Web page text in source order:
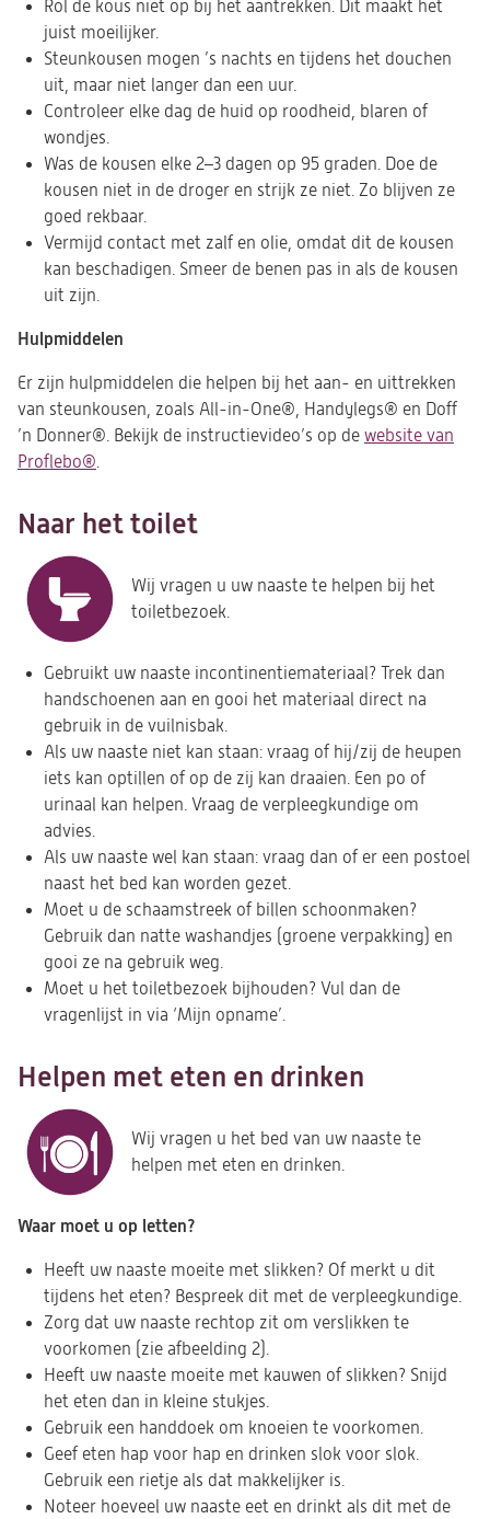
Rol de kous niet op bij het aantrekken. Dit maakt het
juist moeilijker.
Steunkousen mogen ’s nachts en tijdens het douchen
uit, maar niet langer dan een uur.
Controleer elke dag de huid op roodheid, blaren of
wondjes.
Was de kousen elke 2–3 dagen op 95 graden. Doe de
kousen niet in de droger en strijk ze niet. Zo blijven ze
goed rekbaar.
Vermijd contact met zalf en olie, omdat dit de kousen
kan beschadigen. Smeer de benen pas in als de kousen
uit zijn.
Hulpmiddelen
Er zijn hulpmiddelen die helpen bij het aan- en uittrekken
van steunkousen, zoals All-in-One®, Handylegs® en Doff
’n Donner®. Bekijk de instructievideo’s op de website van
Proflebo®(opent
een
tab)
.
Naar het toilet
Wij vragen u uw naaste te helpen bij het
toiletbezoek.
Gebruikt uw naaste incontinentiemateriaal? Trek dan
handschoenen aan en gooi het materiaal direct na
gebruik in de vuilnisbak.
Als uw naaste niet kan staan: vraag of hij/zij de heupen
iets kan optillen of op de zij kan draaien. Een po of
urinaal kan helpen. Vraag de verpleegkundige om
advies.
Als uw naaste wel kan staan: vraag dan of er een postoel
naast het bed kan worden gezet.
Moet u de schaamstreek of billen schoonmaken?
Gebruik dan natte washandjes (groene verpakking) en
gooi ze na gebruik weg.
Moet u het toiletbezoek bijhouden? Vul dan de
vragenlijst in via ‘Mijn opname’.
Helpen met eten en drinken
Wij vragen u het bed van uw naaste te
helpen met eten en drinken.
Waar moet u op letten?
Heeft uw naaste moeite met slikken? Of merkt u dit
tijdens het eten? Bespreek dit met de verpleegkundige.
Zorg dat uw naaste rechtop zit om verslikken te
voorkomen (zie afbeelding 2).
Heeft uw naaste moeite met kauwen of slikken? Snijd
het eten dan in kleine stukjes.
Gebruik een handdoek om knoeien te voorkomen.
Geef eten hap voor hap en drinken slok voor slok.
Gebruik een rietje als dat makkelijker is.
Noteer hoeveel uw naaste eet en drinkt als dit met de